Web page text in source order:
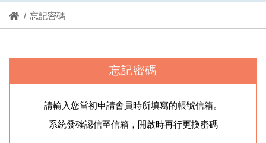
忘記密碼
忘記密碼
請輸入您當初申請會員時所填寫的帳號信箱。
系統發確認信至信箱， 開啟時再行更換密碼